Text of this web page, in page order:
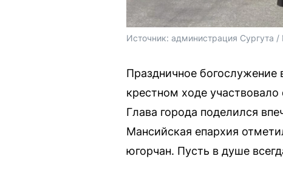
Источник: администрация Сургута /
Праздничное
крестном ходе
Глава города поделился
Мансийская епархия
югорчан. Пусть в душе